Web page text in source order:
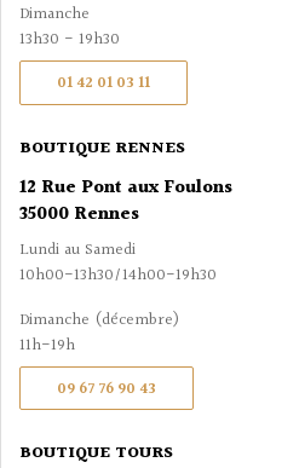
Dimanche
13h30 - 19h30
01 42 01 03 11
BOUTIQUE RENNES
12 Rue Pont aux Foulons
35000 Rennes
Lundi au Samedi
10h00-13h30/14h00-19h30
Dimanche (décembre)
11h-19h
09 67 76 90 43
BOUTIQUE TOURS